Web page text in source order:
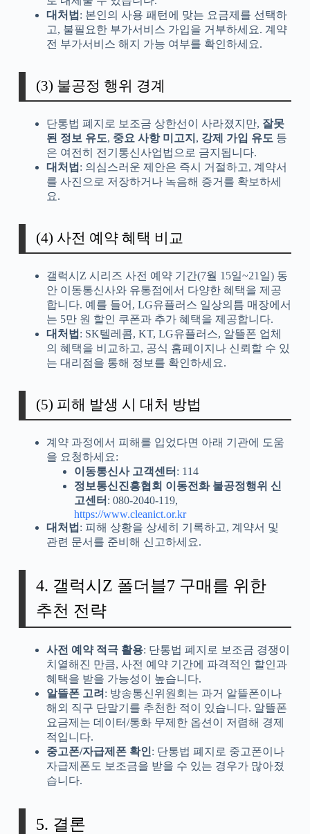
대처법 : 본인의 사용 패턴에 맞는 요금제를 선택하
고, 불필요한 부가서비스 가입을 거부하세요. 계약
전 부가서비스 해지 가능 여부를 확인하세요.
(3) 불공정 행위 경계
단통법 폐지로 보조금 상한선이 사라졌지만, 잘못
된 정보 유도, 중요 사항 미고지 , 강제 가입 유도 등
은 여전히 전기통신사업법으로 금지됩니다.
대처법 : 의심스러운 제안은 즉시 거절하고, 계약서
를 사진으로 저장하거나 녹음해 증거를 확보하세
요.
(4) 사전 예약 혜택 비교
갤럭시Z 시리즈 사전 예약 기간(7월 15일~21일) 동
안 이동통신사와 유통점에서 다양한 혜택을 제공
합니다. 예를 들어, LG유플러스 일상의틈 매장에서
는 5만 원 할인 쿠폰과 추가 혜택을 제공합니다.
대처법 : SK텔레콤, KT, LG유플러스, 알뜰폰 업체
의 혜택을 비교하고, 공식 홈페이지나 신뢰할 수 있
는 대리점을 통해 정보를 확인하세요.
(5) 피해 발생 시 대처 방법
계약 과정에서 피해를 입었다면 아래 기관에 도움
을 요청하세요:
이동통신사 고객센터 : 114
정보통신진흥협회 이동전화 불공정행위 신
고센터 : 080-2040-119,
https://www.cleanict.or.kr
대처법 : 피해 상황을 상세히 기록하고, 계약서 및
관련 문서를 준비해 신고하세요.
4. 갤럭시Z 폴더블7 구매를 위한
추천 전략
사전 예약 적극 활용: 단통법 폐지로 보조금 경쟁이
치열해진 만큼, 사전 예약 기간에 파격적인 할인과
혜택을 받을 가능성이 높습니다.
알뜰폰 고려 : 방송통신위원회는 과거 알뜰폰이나
해외 직구 단말기를 추천한 적이 있습니다. 알뜰폰
요금제는 데이터/통화 무제한 옵션이 저렴해 경제
적입니다.
중고폰/자급제폰 확인: 단통법 폐지로 중고폰이나
자급제폰도 보조금을 받을 수 있는 경우가 많아졌
습니다.
5. 결론